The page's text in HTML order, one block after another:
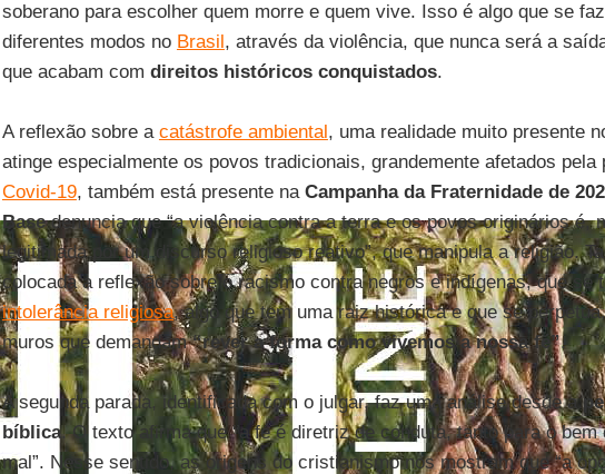
soberano para escolher quem morre e quem vive. Isso é algo que se
diferentes modos no Brasil, através da violência, que nunca será a
que acabam com direitos históricos conquistados.
A reflexão sobre a catástrofe ambiental, uma realidade muito presente
atinge especialmente os povos tradicionais, grandemente afetados pela
Covid-19, também está presente na Campanha da Fraternidade de
Basedenuncia que “a violência contra a terra e os povos originários é,
legitimada por um discurso religioso reativo”, que manipula a religião.
colocada a reflexão sobre o racismo contra negros e indígenas, que se
intolerância religiosa, algo que tem uma raiz histórica e que se
muros que demandam“rever a forma como vivemos a nossa fé”.
A segunda parada, identificada com o julgar, faz uma análise desde a
bíblica. O texto afirma que “a fé é diretriz de conduta, tanto para o bem
mal”. Nesse sentido, as origens do cristianismo nos mostram que “a